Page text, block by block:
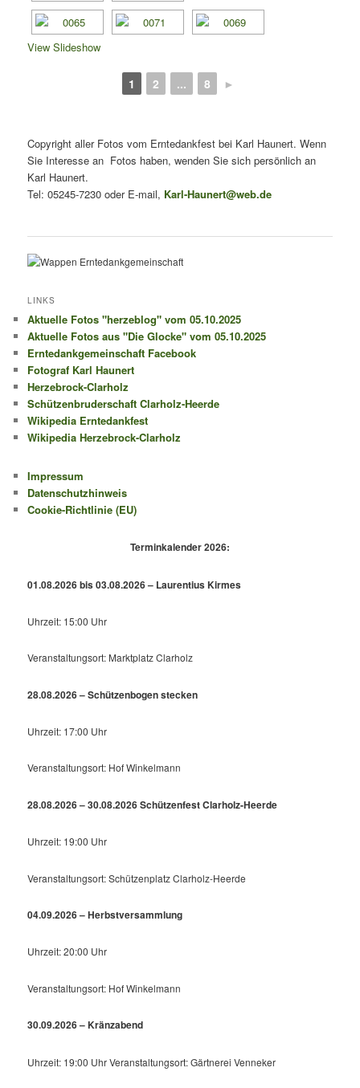
View Slideshow
1 2 ... 8 ►
Copyright aller Fotos vom Erntedankfest bei Karl Haunert. Wenn
Sie Interesse an Fotos haben, wenden Sie sich persönlich an
Karl Haunert.
Tel: 05245-7230 oder E-mail, Karl-Haunert@web.de
LINKS
Aktuelle Fotos "herzeblog" vom 05.10.2025
Aktuelle Fotos aus "Die Glocke" vom 05.10.2025
Erntedankgemeinschaft Facebook
Fotograf Karl Haunert
Herzebrock-Clarholz
Schützenbruderschaft Clarholz-Heerde
Wikipedia Erntedankfest
Wikipedia Herzebrock-Clarholz
Impressum
Datenschutzhinweis
Cookie-Richtlinie (EU)
Terminkalender 2026:
01.08.2026 bis 03.08.2026 – Laurentius Kirmes
Uhrzeit: 15:00 Uhr
Veranstaltungsort: Marktplatz Clarholz
28.08.2026 – Schützenbogen stecken
Uhrzeit: 17:00 Uhr
Veranstaltungsort: Hof Winkelmann
28.08.2026 – 30.08.2026 Schützenfest Clarholz-Heerde
Uhrzeit: 19:00 Uhr
Veranstaltungsort: Schützenplatz Clarholz-Heerde
04.09.2026 – Herbstversammlung
Uhrzeit: 20:00 Uhr
Veranstaltungsort: Hof Winkelmann
30.09.2026 – Kränzabend
Uhrzeit: 19:00 Uhr Veranstaltungsort: Gärtnerei Venneker